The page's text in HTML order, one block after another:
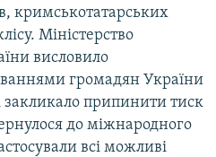
кримськотатарських
Міністерство
висловило
громадян України
припинити тиск
до міжнародного
всі можливі